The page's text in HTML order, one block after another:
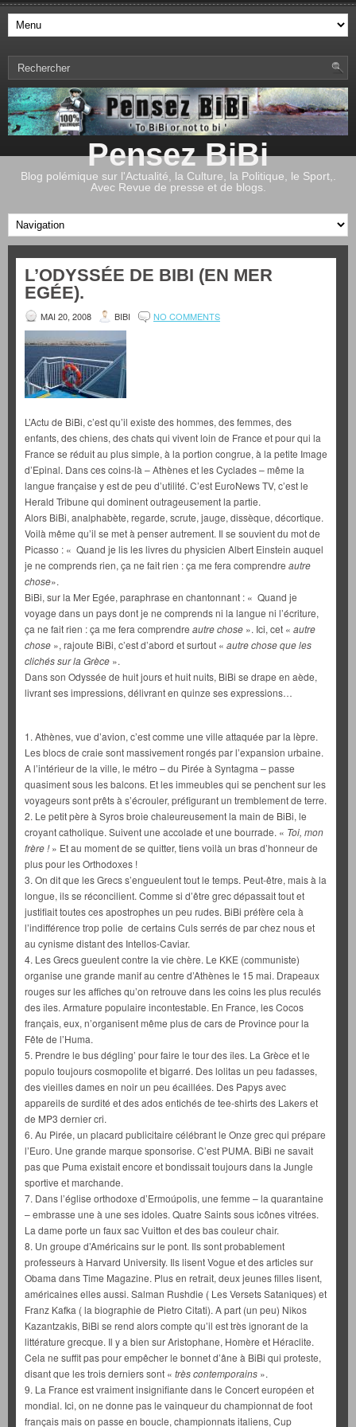
Pensez BiBi
Blog polémique sur l'Actualité, la Culture, la Politique, le Sport,.
Avec Revue de presse et de blogs.
L’ODYSSÉE DE BIBI (EN MER
EGÉE).
MAI 20, 2008 BIBI NO COMMENTS
L’Actu de BiBi, c’est qu’il existe des hommes, des femmes, des
enfants, des chiens, des chats qui vivent loin de France et pour qui la
France se réduit au plus simple, à la portion congrue, à la petite Image
d’Epinal. Dans ces coins-là – Athènes et les Cyclades – même la
langue française y est de peu d’utilité. C’est EuroNews TV, c’est le
Herald Tribune qui dominent outrageusement la partie.
Alors BiBi, analphabète, regarde, scrute, jauge, dissèque, décortique.
Voilà même qu’il se met à penser autrement. Il se souvient du mot de
Picasso : « Quand je lis les livres du physicien Albert Einstein auquel
je ne comprends rien, ça ne fait rien : ça me fera comprendre autre
chose».
BiBi, sur la Mer Egée, paraphrase en chantonnant : « Quand je
voyage dans un pays dont je ne comprends ni la langue ni l’écriture,
ça ne fait rien : ça me fera comprendre autre chose ». Ici, cet « autre
chose », rajoute BiBi, c’est d’abord et surtout « autre chose que les
clichés sur la Grèce ».
Dans son Odyssée de huit jours et huit nuits, BiBi se drape en aède,
livrant ses impressions, délivrant en quinze ses expressions…
1. Athènes, vue d’avion, c’est comme une ville attaquée par la lèpre.
Les blocs de craie sont massivement rongés par l’expansion urbaine.
A l’intérieur de la ville, le métro – du Pirée à Syntagma – passe
quasiment sous les balcons. Et les immeubles qui se penchent sur les
voyageurs sont prêts à s’écrouler, préfigurant un tremblement de terre.
2. Le petit père à Syros broie chaleureusement la main de BiBi, le
croyant catholique. Suivent une accolade et une bourrade. « Toi, mon
frère !» Et au moment de se quitter, tiens voilà un bras d’honneur de
plus pour les Orthodoxes !
3. On dit que les Grecs s’engueulent tout le temps. Peut-être, mais à la
longue, ils se réconcilient. Comme si d’être grec dépassait tout et
justifiait toutes ces apostrophes un peu rudes. BiBi préfère cela à
l’indifférence trop polie de certains Culs serrés de par chez nous et
au cynisme distant des Intellos-Caviar.
4. Les Grecs gueulent contre la vie chère. Le KKE (communiste)
organise une grande manif au centre d’Athènes le 15 mai. Drapeaux
rouges sur les affiches qu’on retrouve dans les coins les plus reculés
des îles. Armature populaire incontestable. En France, les Cocos
français, eux, n’organisent même plus de cars de Province pour la
Fête de l’Huma.
5. Prendre le bus dégling’ pour faire le tour des îles. La Grèce et le
populo toujours cosmopolite et bigarré. Des lolitas un peu fadasses,
des vieilles dames en noir un peu écaillées. Des Papys avec
appareils de surdité et des ados entichés de tee-shirts des Lakers et
de MP3 dernier cri.
6. Au Pirée, un placard publicitaire célébrant le Onze grec qui prépare
l’Euro. Une grande marque sponsorise. C’est PUMA. BiBi ne savait
pas que Puma existait encore et bondissait toujours dans la Jungle
sportive et marchande.
7. Dans l’église orthodoxe d’Ermoúpolis, une femme – la quarantaine
– embrasse une à une ses idoles. Quatre Saints sous icônes vitrées.
La dame porte un faux sac Vuitton et des bas couleur chair.
8. Un groupe d’Américains sur le pont. Ils sont probablement
professeurs à Harvard University. Ils lisent Vogue et des articles sur
Obama dans Time Magazine. Plus en retrait, deux jeunes filles lisent,
américaines elles aussi. Salman Rushdie ( Les Versets Sataniques) et
Franz Kafka ( la biographie de Pietro Citati). A part (un peu) Nikos
Kazantzakis, BiBi se rend alors compte qu’il est très ignorant de la
littérature grecque. Il y a bien sur Aristophane, Homère et Héraclite.
Cela ne suffit pas pour empêcher le bonnet d’âne à BiBi qui proteste,
disant que les trois derniers sont « très contemporains ».
9. La France est vraiment insignifiante dans le Concert européen et
mondial. Ici, on ne donne pas le vainqueur du championnat de foot
français mais on passe en boucle, championnats italiens, Cup